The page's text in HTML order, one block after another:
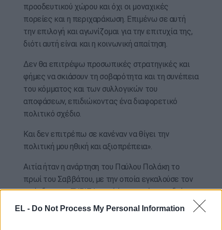
EL - Do Not Process My Personal Information
προοδευτικού χώρου και όχι οι μοναχικές
πορείες και η περιχαράκωση. Επιμένω σε αυτή
την επιλογή και αγωνίζομαι για την επιτυχία της,
διότι αυτή είναι και η κοινωνική απαίτηση.
Δεν θα επιτρέψω προσωπικές στρατηγικές και
φήμες να σκιάσουν τη σοβαρότητα και τη συνέπεια
του κόμματος και των συλλογικών του
αποφάσεων, επιδιώκοντας ένα διαφορετικό
πολιτικό σχέδιο.
Και δεν επιτρέπω σε κανέναν να θίγει την
πολιτική μου ηθική και αξιοπρέπεια».
Αιτία ήταν η ανάρτηση του Παύλου Πολάκη το
πρωί του Σαββάτου, με την οποία εγκαλούσε τον
πρόεδρο του ΣΥΡΙΖΑ γιατί όπως ανέφερε, δείχνει
αναποφασιστικότητα και δεν έχει συγκαλέσει